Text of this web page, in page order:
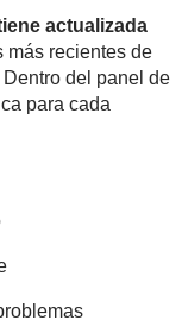
actualizada
más recientes de
del panel de
para cada